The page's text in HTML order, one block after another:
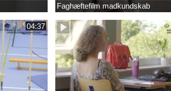
Faghæftefilm madkundskab
04:37